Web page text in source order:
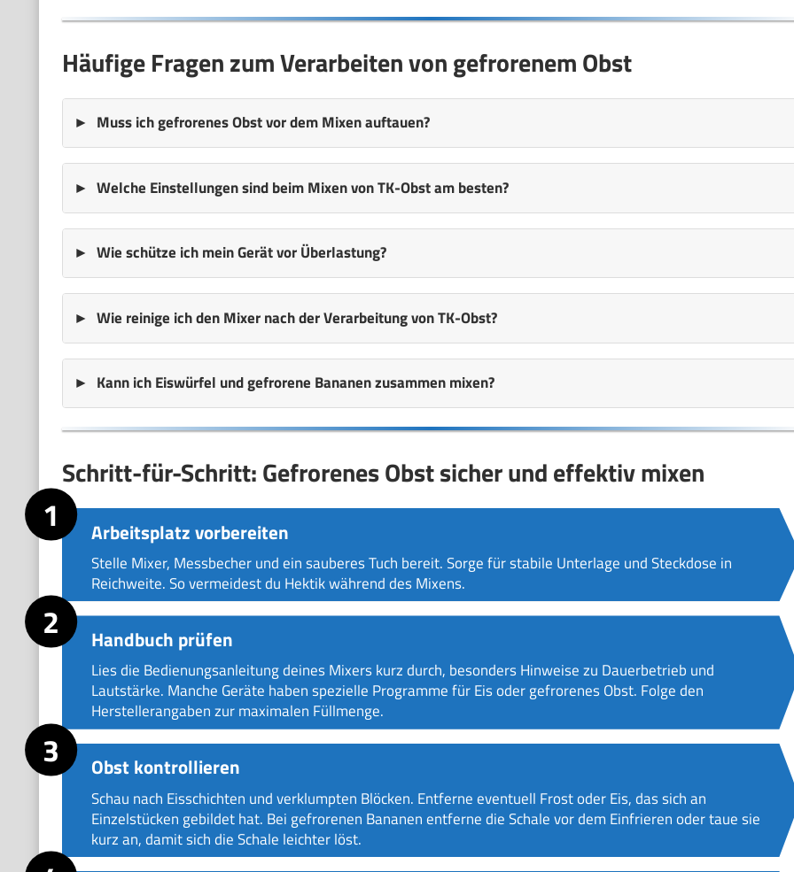
Häufige Fragen zum Verarbeiten von gefrorenem Obst
Muss ich gefrorenes Obst vor dem Mixen auftauen?
Welche Einstellungen sind beim Mixen von TK-Obst am besten?
Wie schütze ich mein Gerät vor Überlastung?
Wie reinige ich den Mixer nach der Verarbeitung von TK-Obst?
Kann ich Eiswürfel und gefrorene Bananen zusammen mixen?
Schritt-für-Schritt: Gefrorenes Obst sicher und effektiv mixen
Arbeitsplatz vorbereiten
Stelle Mixer, Messbecher und ein sauberes Tuch bereit. Sorge für stabile Unterlage und Steckdose in
Reichweite. So vermeidest du Hektik während des Mixens.
Handbuch prüfen
Lies die Bedienungsanleitung deines Mixers kurz durch, besonders Hinweise zu Dauerbetrieb und
Lautstärke. Manche Geräte haben spezielle Programme für Eis oder gefrorenes Obst. Folge den
Herstellerangaben zur maximalen Füllmenge.
Obst kontrollieren
Schau nach Eisschichten und verklumpten Blöcken. Entferne eventuell Frost oder Eis, das sich an
Einzelstücken gebildet hat. Bei gefrorenen Bananen entferne die Schale vor dem Einfrieren oder taue sie
kurz an, damit sich die Schale leichter löst.